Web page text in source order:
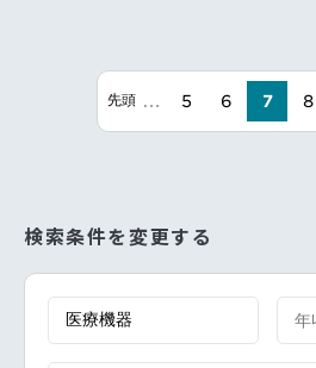
大限に発揮して顧客からの信
顧客の要求や競合の状況など
踏まえ戦略を立てながら販
ティング、アプリケーション
て行う。
展示会や学会へ参加し、当
営業やフィールドサービス部
先頭 … 5 6 7 8
検索条件を変更する